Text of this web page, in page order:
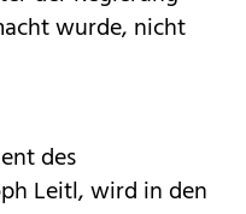
wurde, nicht
des
Leitl, wird in den